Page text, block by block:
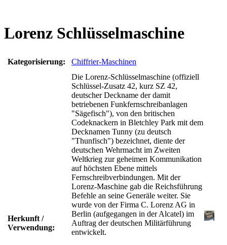
Lorenz Schlüsselmaschine
Kategorisierung: Chiffrier-Maschinen
Herkunft /
Verwendung:
Die Lorenz-Schlüsselmaschine (offiziell
Schlüssel-Zusatz 42, kurz SZ 42,
deutscher Deckname der damit
betriebenen Funkfernschreibanlagen
"Sägefisch"), von den britischen
Codeknackern in Bletchley Park mit dem
Decknamen Tunny (zu deutsch
"Thunfisch") bezeichnet, diente der
deutschen Wehrmacht im Zweiten
Weltkrieg zur geheimen Kommunikation
auf höchsten Ebene mittels
Fernschreibverbindungen. Mit der
Lorenz-Maschine gab die Reichsführung
Befehle an seine Generäle weiter. Sie
wurde von der Firma C. Lorenz AG in
Berlin (aufgegangen in der Alcatel) im
Auftrag der deutschen Militärführung
entwickelt.